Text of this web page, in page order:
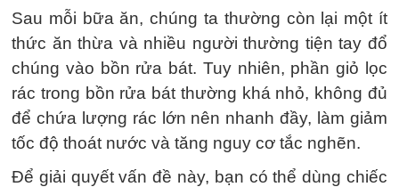
Sau mỗi bữa ăn, chúng ta thường còn lại một ít
thức ăn thừa và nhiều người thường tiện tay đổ
chúng vào bồn rửa bát. Tuy nhiên, phần giỏ lọc
rác trong bồn rửa bát thường khá nhỏ, không đủ
để chứa lượng rác lớn nên nhanh đầy, làm giảm
tốc độ thoát nước và tăng nguy cơ tắc nghẽn.
Để giải quyết vấn đề này, bạn có thể dùng chiếc